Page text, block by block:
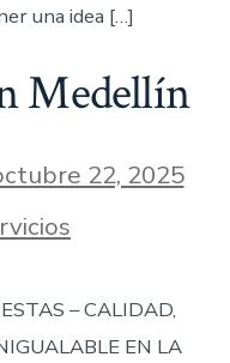
una idea […]
Medellín
22, 2025
– CALIDAD,
EN LA